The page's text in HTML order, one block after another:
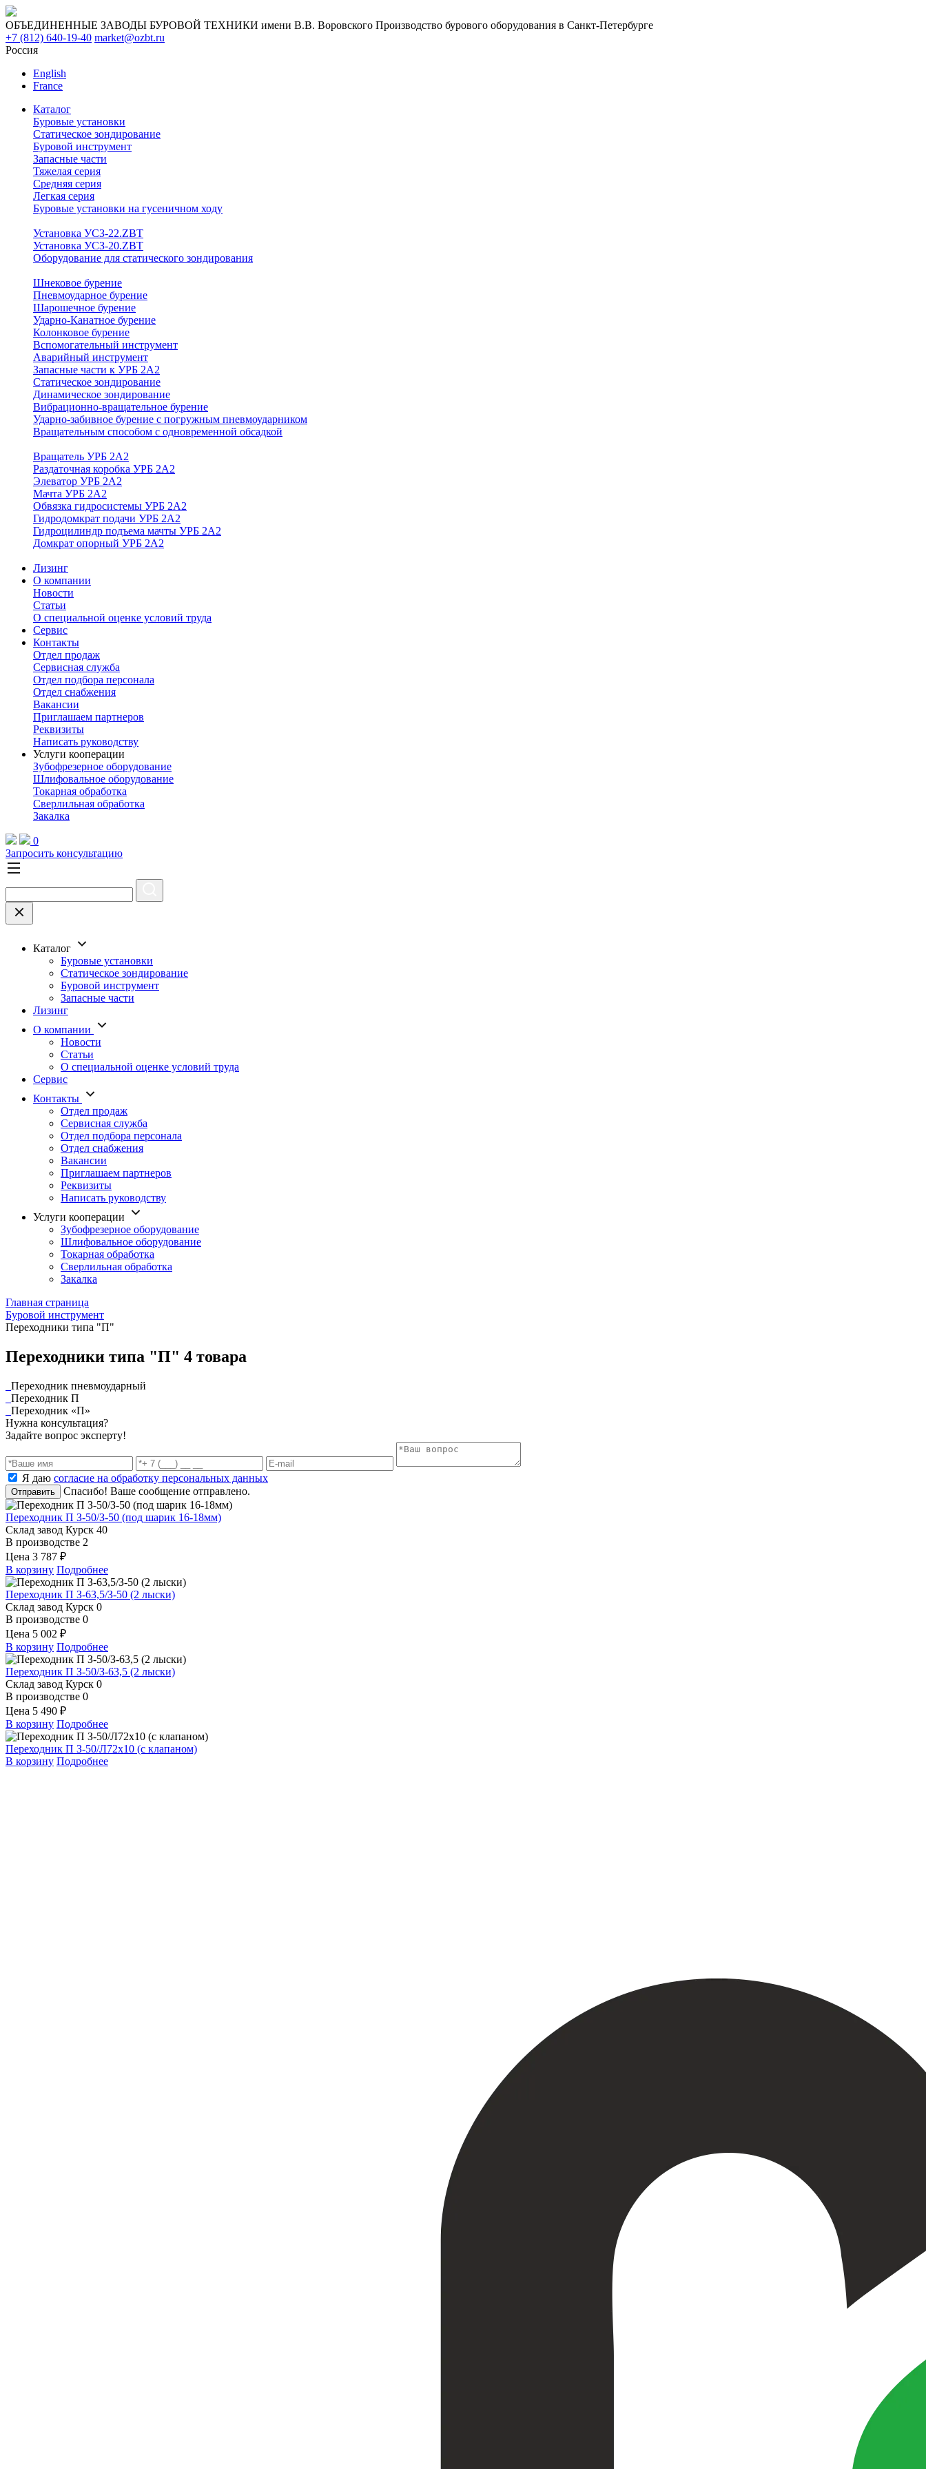
ОБЪЕДИНЕННЫЕ ЗАВОДЫ БУРОВОЙ ТЕХНИКИ имени В.В. Воровского Производство бурового оборудования в Санкт-Петербурге
+7 (812) 640-19-40 market@ozbt.ru
Россия
English
France
Каталог
Буровые установки
Статическое зондирование
Буровой инструмент
Запасные части
Тяжелая серия
Средняя серия
Легкая серия
Буровые установки на гусеничном ходу
Установка УСЗ-22.ZBT
Установка УСЗ-20.ZBT
Оборудование для статического зондирования
Шнековое бурение
Пневмоударное бурение
Шарошечное бурение
Ударно-Канатное бурение
Колонковое бурение
Вспомогательный инструмент
Аварийный инструмент
Запасные части к УРБ 2А2
Статическое зондирование
Динамическое зондирование
Вибрационно-вращательное бурение
Ударно-забивное бурение с погружным пневмоударником
Вращательным способом с одновременной обсадкой
Вращатель УРБ 2А2
Раздаточная коробка УРБ 2А2
Элеватор УРБ 2А2
Мачта УРБ 2А2
Обвязка гидросистемы УРБ 2А2
Гидродомкрат подачи УРБ 2А2
Гидроцилиндр подъема мачты УРБ 2А2
Домкрат опорный УРБ 2А2
Лизинг
О компании
Новости
Статьи
О специальной оценке условий труда
Сервис
Контакты
Отдел продаж
Сервисная служба
Отдел подбора персонала
Отдел снабжения
Вакансии
Приглашаем партнеров
Реквизиты
Написать руководству
Услуги кооперации
Зубофрезерное оборудование
Шлифовальное оборудование
Токарная обработка
Cверлильная обработка
Закалка
0
Запросить консультацию
Каталог
Буровые установки
Статическое зондирование
Буровой инструмент
Запасные части
Лизинг
О компании
Новости
Статьи
О специальной оценке условий труда
Сервис
Контакты
Отдел продаж
Сервисная служба
Отдел подбора персонала
Отдел снабжения
Вакансии
Приглашаем партнеров
Реквизиты
Написать руководству
Услуги кооперации
Зубофрезерное оборудование
Шлифовальное оборудование
Токарная обработка
Cверлильная обработка
Закалка
Главная страница
Буровой инструмент
Переходники типа "П"
Переходники типа "П" 4 товара
Переходник пневмоударный
Переходник П
Переходник «П»
Нужна консультация?
Задайте вопрос эксперту!
Я даю согласие на обработку персональных данных
Отправить Спасибо! Ваше сообщение отправлено.
Переходник П З-50/З-50 (под шарик 16-18мм)
Склад завод Курск 40
В производстве 2
Цена 3 787 ₽
В корзину Подробнее
Переходник П З-63,5/З-50 (2 лыски)
Склад завод Курск 0
В производстве 0
Цена 5 002 ₽
В корзину Подробнее
Переходник П З-50/З-63,5 (2 лыски)
Склад завод Курск 0
В производстве 0
Цена 5 490 ₽
В корзину Подробнее
Переходник П З-50/Л72х10 (с клапаном)
В корзину Подробнее